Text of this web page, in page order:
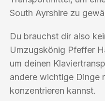
South Ayrshire zu
Du brauchst dir also
Umzugskönig Pfeffer
um deinen
andere wichtige Dinge
konzentrieren kannst.